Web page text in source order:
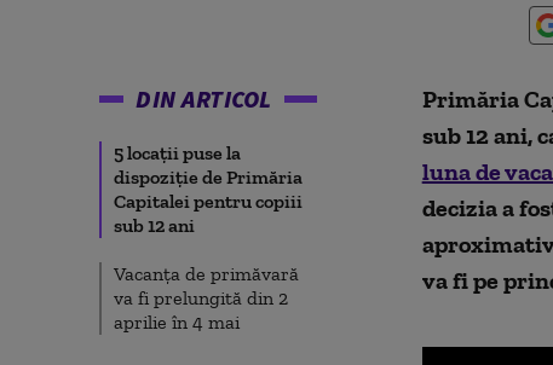
DIN ARTICOL
5 locații puse la
dispoziție de Primăria
Capitalei pentru copiii
sub 12 ani
Vacanța de primăvară
va fi prelungită din 2
aprilie în 4 mai
Primăria
sub 12 ani,
luna de
decizia a
aproximativ
va fi pe